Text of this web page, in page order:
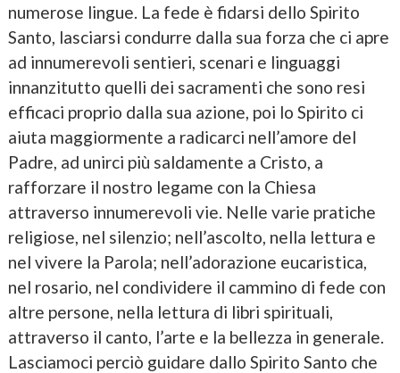
numerose lingue. La fede è fidarsi dello Spirito
Santo, lasciarsi condurre dalla sua forza che ci apre
ad innumerevoli sentieri, scenari e linguaggi
innanzitutto quelli dei sacramenti che sono resi
efficaci proprio dalla sua azione, poi lo Spirito ci
aiuta maggiormente a radicarci nell’amore del
Padre, ad unirci più saldamente a Cristo, a
rafforzare il nostro legame con la Chiesa
attraverso innumerevoli vie. Nelle varie pratiche
religiose, nel silenzio; nell’ascolto, nella lettura e
nel vivere la Parola; nell’adorazione eucaristica,
nel rosario, nel condividere il cammino di fede con
altre persone, nella lettura di libri spirituali,
attraverso il canto, l’arte e la bellezza in generale.
Lasciamoci perciò guidare dallo Spirito Santo che